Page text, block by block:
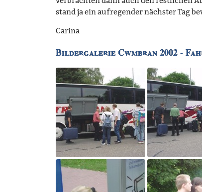
stand ja ein aufregender nächster Tag
Carina
Bildergalerie Cwmbran 2002 -